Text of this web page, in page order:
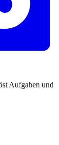
Aufgaben und